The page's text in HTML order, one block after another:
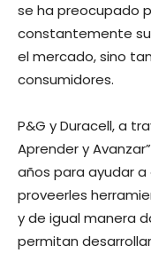
se ha preocupado
constantemente
el mercado, sino
consumidores.
P&G y Duracell, a
Aprender y
años para ayudar
proveerles
y de igual manera
permitan